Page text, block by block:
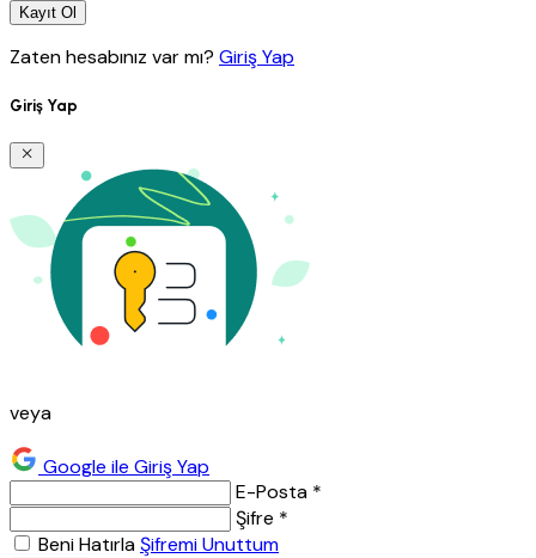
Kayıt Ol
Zaten hesabınız var mı? Giriş Yap
Giriş Yap
veya
Google ile Giriş Yap
E-Posta *
Şifre *
Beni HatırlaŞifremi Unuttum